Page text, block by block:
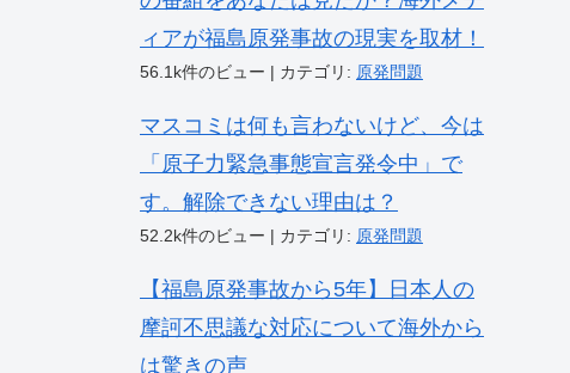
ィアが福島原発事故の現実を取材！
56.1k件のビュー | カテゴリ: 原発問題
マスコミは何も言わないけど、今は
「原子力緊急事態宣言発令中」で
す。解除できない理由は？
52.2k件のビュー | カテゴリ: 原発問題
【福島原発事故から5年】日本人の
摩訶不思議な対応について海外から
は驚きの声